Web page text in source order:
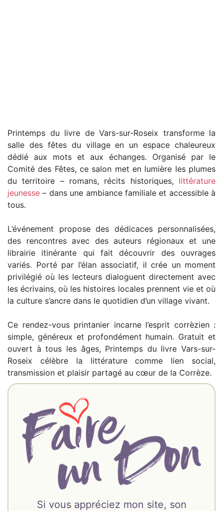
Printemps du livre de Vars-sur-Roseix transforme la
salle des fêtes du village en un espace chaleureux
dédié aux mots et aux échanges. Organisé par le
Comité des Fêtes, ce salon met en lumière les plumes
du territoire – romans, récits historiques, littérature
jeunesse – dans une ambiance familiale et accessible à
tous.
L’événement propose des dédicaces personnalisées,
des rencontres avec des auteurs régionaux et une
librairie itinérante qui fait découvrir des ouvrages
variés. Porté par l’élan associatif, il crée un moment
privilégié où les lecteurs dialoguent directement avec
les écrivains, où les histoires locales prennent vie et où
la culture s’ancre dans le quotidien d’un village vivant.
Ce rendez-vous printanier incarne l’esprit corrèzien :
simple, généreux et profondément humain. Gratuit et
ouvert à tous les âges, Printemps du livre Vars-sur-
Roseix célèbre la littérature comme lien social,
transmission et plaisir partagé au cœur de la Corrèze.
Si vous appréciez mon site, son